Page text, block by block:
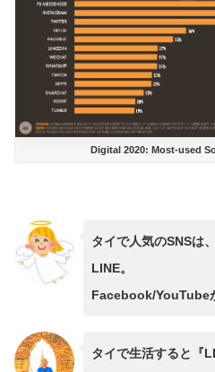
Digital 2020: Most-used
タイで人気のSNSは
LINE。
Facebook/YouTube
タイで生活すると『